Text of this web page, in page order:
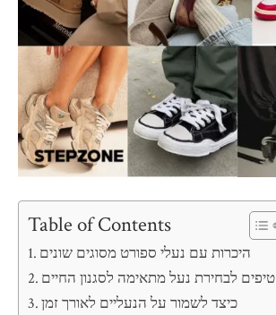
Table of Contents
היכרות עם נעלי ספורט מסוגים שונים
טיפים לבחירת נעל מתאימה לסגנון החיים
כיצד לשמור על הנעליים לאורך זמן